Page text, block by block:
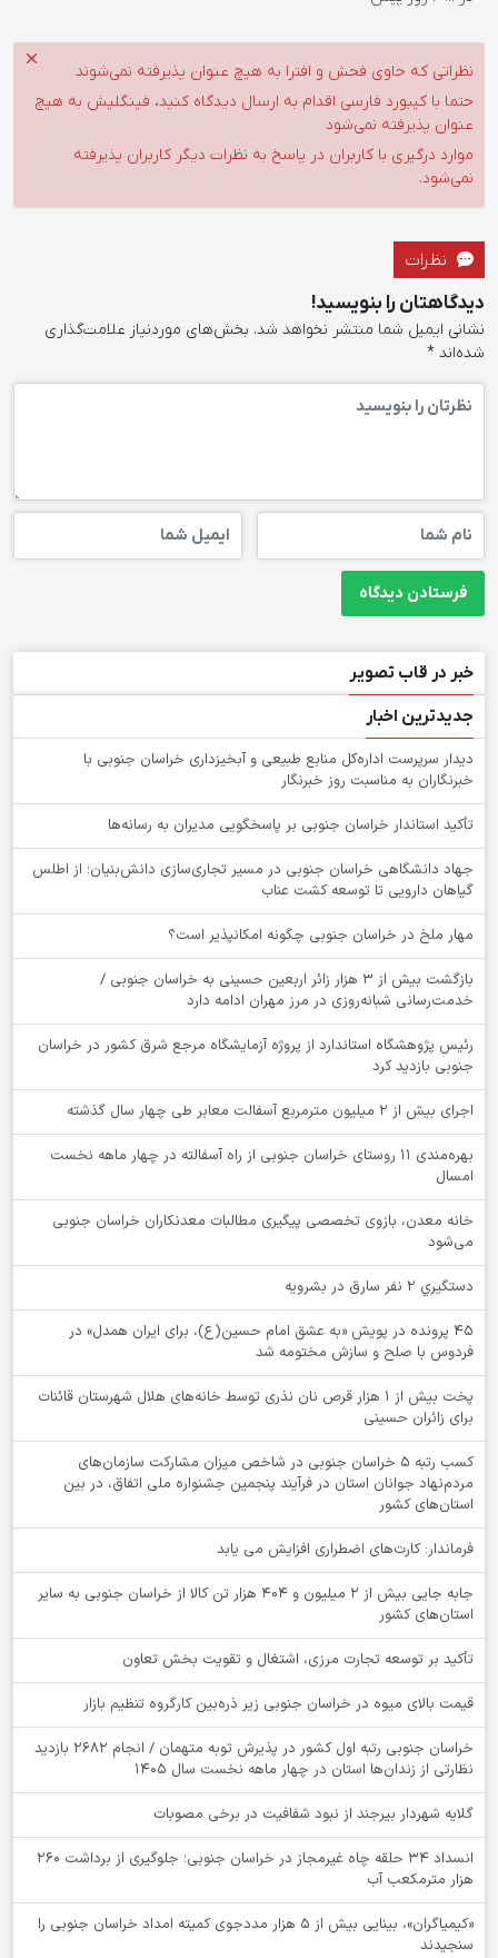
نظراتی که حاوی فحش و افترا به هیچ عنوان پذیرفته نمی‌شوند
حتما با کیبورد فارسی اقدام به ارسال دیدگاه کنید، فینگلیش به هیچ
عنوان پذیرفته نمی‌شود
موارد درگیری با کاربران در پاسخ به نظرات دیگر کاربران پذیرفته
نمی‌شود.
نظرات
دیدگاهتان را بنویسید!
نشانی ایمیل شما منتشر نخواهد شد. بخش‌های موردنیاز علامت‌گذاری
شده‌اند *
خبر در قاب تصویر
جدیدترین اخبار
دیدار سرپرست اداره‌کل منابع طبیعی و آبخیزداری خراسان جنوبی با
خبرنگاران به مناسبت روز خبرنگار
تأکید استاندار خراسان جنوبی بر پاسخگویی مدیران به رسانه‌ها
جهاد دانشگاهی خراسان جنوبی در مسیر تجاری‌سازی دانش‌بنیان؛ از اطلس
گیاهان دارویی تا توسعه کشت عناب
‌مهار ملخ در خراسان جنوبی چگونه امکانپذیر است؟
بازگشت بیش از ۳ هزار زائر اربعین حسینی به خراسان جنوبی /
خدمت‌رسانی شبانه‌روزی در مرز مهران ادامه دارد
رئیس پژوهشگاه استاندارد از پروژه آزمایشگاه مرجع شرق کشور در خراسان
جنوبی بازدید کرد
اجرای بیش از ۲ میلیون مترمربع آسفالت معابر طی چهار سال گذشته
بهره‌مندی ۱۱ روستای خراسان جنوبی از راه آسفالته در چهار ماهه نخست
امسال
خانه معدن، بازوی تخصصی پیگیری مطالبات معدنکاران خراسان جنوبی
می‌شود
دستگيري 2 نفر سارق در بشرويه
۴۵ پرونده در پویش «به عشق امام حسین(ع)، برای ایران همدل» در
فردوس با صلح و سازش مختومه شد
پخت بیش از 1 هزار قرص نان نذری توسط خانه‌های هلال شهرستان قائنات
برای زائران حسینی
کسب رتبه ۵ خراسان جنوبی در شاخص میزان مشارکت سازمان‌های
مردم‌نهاد جوانان استان در فرآیند پنجمین جشنواره ملی اتفاق، در بین
استان‌های کشور
فرماندار: کارت‌های اضطراری افزایش می یابد
جابه جایی بیش از 2 میلیون و 404 هزار تن کالا از خراسان جنوبی به سایر
استان‌های کشور
تأکید بر توسعه تجارت مرزی، اشتغال و تقویت بخش تعاون
قیمت بالای میوه در خراسان جنوبی زیر ذره‌بین کارگروه تنظیم بازار
خراسان جنوبی رتبه اول کشور در پذیرش توبه متهمان / انجام ۲۶۸۲ بازدید
نظارتی از زندان‌ها استان در چهار ماهه نخست سال 1405
گلایه شهردار بیرجند از نبود شفافیت در برخی مصوبات
انسداد ۳۴ حلقه چاه غیرمجاز در خراسان جنوبی؛ جلوگیری از برداشت ۲۶۰
هزار مترمکعب آب
«کیمیاگران»، بینایی بیش از ۵ هزار مددجوی کمیته امداد خراسان جنوبی را
سنجیدند